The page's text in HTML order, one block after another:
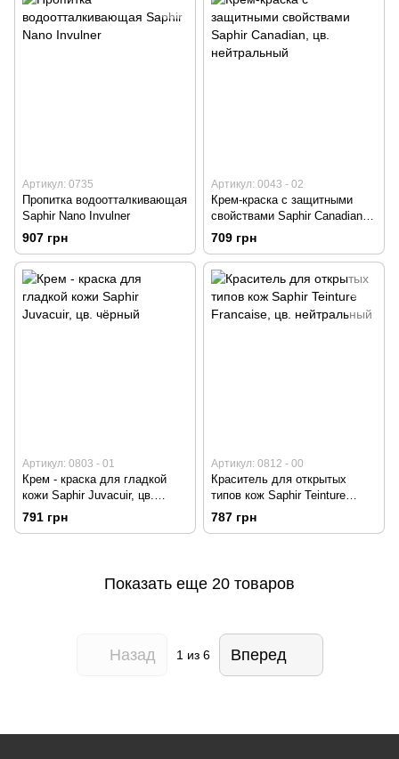
Артикул: 0735
Пропитка водоотталкивающая
Saphir Nano Invulner
907 грн
Артикул: 0043 - 02
Крем-краска с защитными
свойствами Saphir Canadian,
цв. нейтральный
709 грн
Артикул: 0803 - 01
Крем - краска для гладкой
кожи Saphir Juvacuir, цв.
чёрный
791 грн
Артикул: 0812 - 00
Краситель для открытых
типов кож Saphir Teinture
Francaise, цв. нейтральный
787 грн
Показать еще 20 товаров
Назад 1из 6 Вперед